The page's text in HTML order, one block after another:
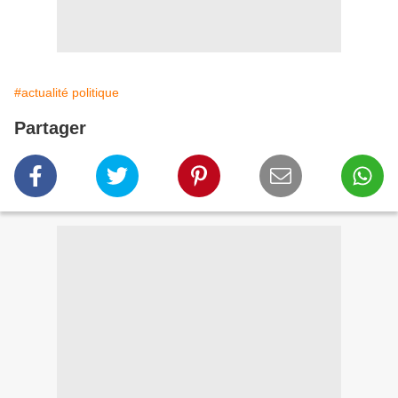
#actualité politique
Partager